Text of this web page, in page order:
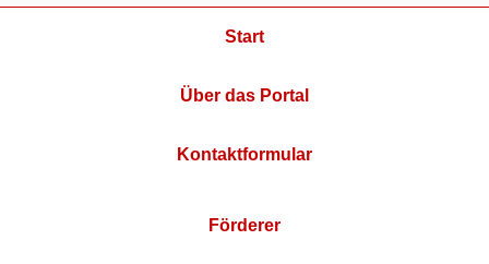
Start
Über das Portal
Kontaktformular
Förderer